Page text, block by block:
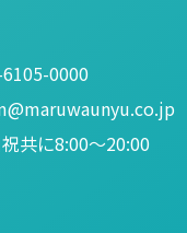
0000
共に8:00～20:00